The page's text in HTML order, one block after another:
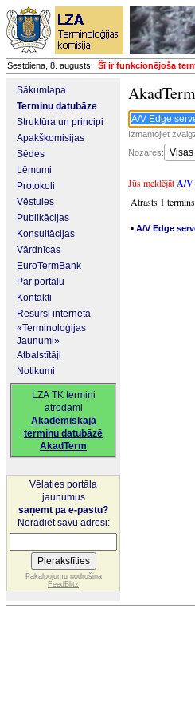
Sestdiena, 8. augusts Šī ir funkcionējoša
Sākumlapa
Terminu datubāze
Struktūra un principi
Apakškomisijas
Sēdes
Lēmumi
Protokoli
Vēstules
Publikācijas
Konsultācijas
Vārdnīcas
EuroTermBank
Par portālu
Kontakti
Resursi internetā
«Terminoloģijas
Jaunumi»
Atbalstītāji
Notikumi
LZA TK termini
atrodami
Akadēmiskajā
terminu datubāzē
AkadTerm
Vēlaties portāla
jaunumus
saņemt pa e-pastu?
Norādiet savu adresi:
Pakalpojumu nodrošina
FeedBlitz
Izmantojiet
Nozares:
Visas
Jūs meklējātA/V
Atrasts 1 termins
▪ A/V Edge